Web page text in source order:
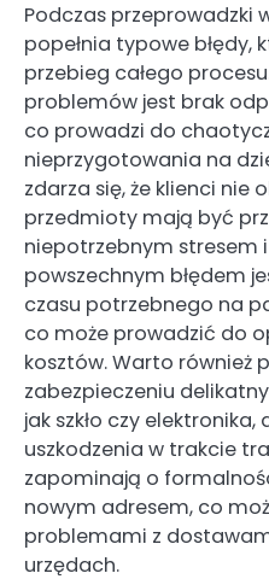
Podczas przeprowadzki
popełnia typowe błędy,
przebieg całego
problemów jest brak
co prowadzi do
nieprzygotowania na
zdarza się, że klienci nie
przedmioty mają być
niepotrzebnym stresem
powszechnym błędem
czasu potrzebnego na
co może prowadzić do
kosztów. Warto
zabezpieczeniu
jak szkło czy
uszkodzenia w trakcie
zapominają o
nowym adresem, co
problemami z
urzędach.